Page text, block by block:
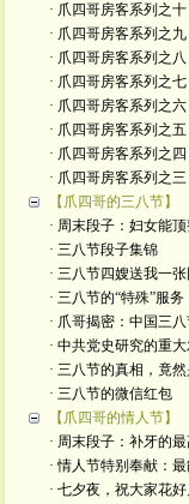
· 爪四哥房客系列之
· 爪四哥房客系列之
· 爪四哥房客系列之
· 爪四哥房客系列之
· 爪四哥房客系列之
· 爪四哥房客系列之
· 爪四哥房客系列之
· 爪四哥房客系列之三
【爪四哥的三八节】
· 周末段子：妇女能顶
· 三八节段子集锦
· 三八节四嫂送我一
· 三八节的“特殊”服务
· 爪哥揭密：中国三
· 中共党史研究的重大
· 三八节的真相，竟然
· 三八节的微信红包
【爪四哥的情人节】
· 周末段子：补牙的
· 情人节特别奉献：
· 七夕夜，祝大家花